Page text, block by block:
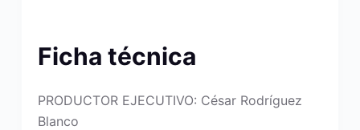
Ficha técnica
PRODUCTOR EJECUTIVO: César Rodríguez
Blanco